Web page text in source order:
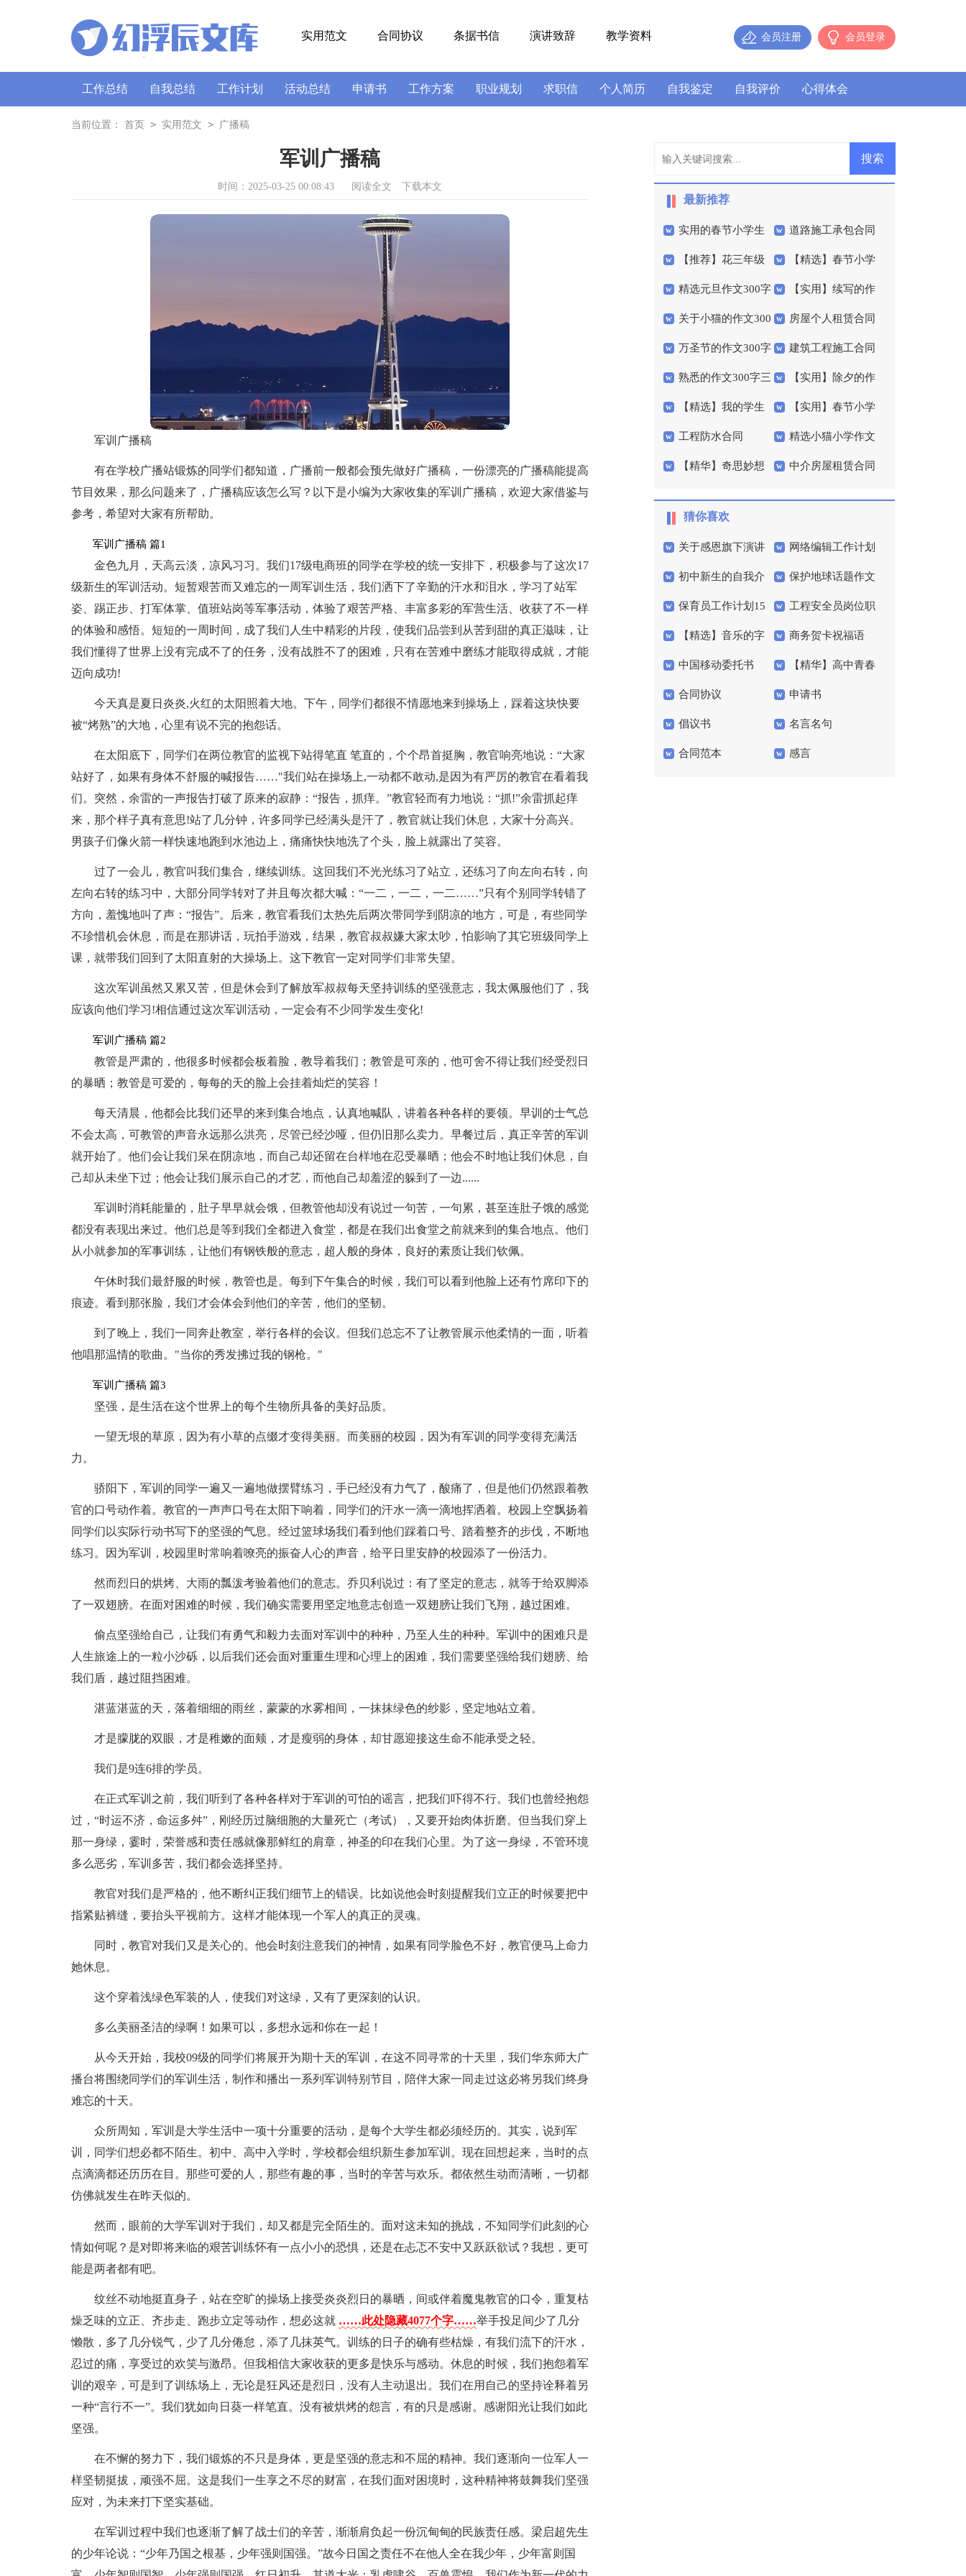
实用范文 合同协议 条据书信 演讲致辞 教学资料 会员登录
会员注册
工作总结 自我总结 工作计划 活动总结 申请书 工作方案 职业规划 求职信 个人简历 自我鉴定 自我评价 心得体会
策划书 讲话稿 广播稿
当前位置： 首页 > 实用范文 > 广播稿
军训广播稿
时间：2025-03-25 00:08:43 阅读全文 下载本文
军训广播稿
有在学校广播站锻炼的同学们都知道，广播前一般都会预先做好广播稿，一份漂亮的广播稿能提高
节目效果，那么问题来了，广播稿应该怎么写？以下是小编为大家收集的军训广播稿，欢迎大家借鉴与
参考，希望对大家有所帮助。
军训广播稿 篇1
金色九月，天高云淡，凉风习习。我们17级电商班的同学在学校的统一安排下，积极参与了这次17
级新生的军训活动。短暂艰苦而又难忘的一周军训生活，我们洒下了辛勤的汗水和泪水，学习了站军
姿、踢正步、打军体掌、值班站岗等军事活动，体验了艰苦严格、丰富多彩的军营生活、收获了不一样
的体验和感悟。短短的一周时间，成了我们人生中精彩的片段，使我们品尝到从苦到甜的真正滋味，让
我们懂得了世界上没有完成不了的任务，没有战胜不了的困难，只有在苦难中磨练才能取得成就，才能
迈向成功!
今天真是夏日炎炎,火红的太阳照着大地。下午，同学们都很不情愿地来到操场上，踩着这块快要
被“烤熟”的大地，心里有说不完的抱怨话。
在太阳底下，同学们在两位教官的监视下站得笔直 笔直的，个个昂首挺胸，教官响亮地说：“大家
站好了，如果有身体不舒服的喊报告……"我们站在操场上,一动都不敢动,是因为有严厉的教官在看着我
们。突然，余雷的一声报告打破了原来的寂静：“报告，抓痒。”教官轻而有力地说：“抓!”余雷抓起痒
来，那个样子真有意思!站了几分钟，许多同学已经满头是汗了，教官就让我们休息，大家十分高兴。
男孩子们像火箭一样快速地跑到水池边上，痛痛快快地洗了个头，脸上就露出了笑容。
过了一会儿，教官叫我们集合，继续训练。这回我们不光光练习了站立，还练习了向左向右转，向
左向右转的练习中，大部分同学转对了并且每次都大喊：“一二，一二，一二……”只有个别同学转错了
方向，羞愧地叫了声：“报告”。后来，教官看我们太热先后两次带同学到阴凉的地方，可是，有些同学
不珍惜机会休息，而是在那讲话，玩拍手游戏，结果，教官叔叔嫌大家太吵，怕影响了其它班级同学上
课，就带我们回到了太阳直射的大操场上。这下教官一定对同学们非常失望。
这次军训虽然又累又苦，但是休会到了解放军叔叔每天坚持训练的坚强意志，我太佩服他们了，我
应该向他们学习!相信通过这次军训活动，一定会有不少同学发生变化!
军训广播稿 篇2
教管是严肃的，他很多时候都会板着脸，教导着我们；教管是可亲的，他可舍不得让我们经受烈日
的暴晒；教管是可爱的，每每的天的脸上会挂着灿烂的笑容！
每天清晨，他都会比我们还早的来到集合地点，认真地喊队，讲着各种各样的要领。早训的士气总
不会太高，可教管的声音永远那么洪亮，尽管已经沙哑，但仍旧那么卖力。早餐过后，真正辛苦的军训
就开始了。他们会让我们呆在阴凉地，而自己却还留在台样地在忍受暴晒；他会不时地让我们休息，自
己却从未坐下过；他会让我们展示自己的才艺，而他自己却羞涩的躲到了一边......
军训时消耗能量的，肚子早早就会饿，但教管他却没有说过一句苦，一句累，甚至连肚子饿的感觉
都没有表现出来过。他们总是等到我们全都进入食堂，都是在我们出食堂之前就来到的集合地点。他们
从小就参加的军事训练，让他们有钢铁般的意志，超人般的身体，良好的素质让我们钦佩。
午休时我们最舒服的时候，教管也是。每到下午集合的时候，我们可以看到他脸上还有竹席印下的
痕迹。看到那张脸，我们才会体会到他们的辛苦，他们的坚韧。
到了晚上，我们一同奔赴教室，举行各样的会议。但我们总忘不了让教管展示他柔情的一面，听着
他唱那温情的歌曲。"当你的秀发拂过我的钢枪。"
军训广播稿 篇3
坚强，是生活在这个世界上的每个生物所具备的美好品质。
一望无垠的草原，因为有小草的点缀才变得美丽。而美丽的校园，因为有军训的同学变得充满活
力。
骄阳下，军训的同学一遍又一遍地做摆臂练习，手已经没有力气了，酸痛了，但是他们仍然跟着教
官的口号动作着。教官的一声声口号在太阳下响着，同学们的汗水一滴一滴地挥洒着。校园上空飘扬着
同学们以实际行动书写下的坚强的气息。经过篮球场我们看到他们踩着口号、踏着整齐的步伐，不断地
练习。因为军训，校园里时常响着嘹亮的振奋人心的声音，给平日里安静的校园添了一份活力。
然而烈日的烘烤、大雨的瓢泼考验着他们的意志。乔贝利说过：有了坚定的意志，就等于给双脚添
了一双翅膀。在面对困难的时候，我们确实需要用坚定地意志创造一双翅膀让我们飞翔，越过困难。
偷点坚强给自己，让我们有勇气和毅力去面对军训中的种种，乃至人生的种种。军训中的困难只是
人生旅途上的一粒小沙砾，以后我们还会面对重重生理和心理上的困难，我们需要坚强给我们翅膀、给
我们盾，越过阻挡困难。
湛蓝湛蓝的天，落着细细的雨丝，蒙蒙的水雾相间，一抹抹绿色的纱影，坚定地站立着。
才是朦胧的双眼，才是稚嫩的面颊，才是瘦弱的身体，却甘愿迎接这生命不能承受之轻。
我们是9连6排的学员。
在正式军训之前，我们听到了各种各样对于军训的可怕的谣言，把我们吓得不行。我们也曾经抱怨
过，“时运不济，命运多舛”，刚经历过脑细胞的大量死亡（考试），又要开始肉体折磨。但当我们穿上
那一身绿，霎时，荣誉感和责任感就像那鲜红的肩章，神圣的印在我们心里。为了这一身绿，不管环境
多么恶劣，军训多苦，我们都会选择坚持。
教官对我们是严格的，他不断纠正我们细节上的错误。比如说他会时刻提醒我们立正的时候要把中
指紧贴裤缝，要抬头平视前方。这样才能体现一个军人的真正的灵魂。
同时，教官对我们又是关心的。他会时刻注意我们的神情，如果有同学脸色不好，教官便马上命力
她休息。
这个穿着浅绿色军装的人，使我们对这绿，又有了更深刻的认识。
多么美丽圣洁的绿啊！如果可以，多想永远和你在一起！
从今天开始，我校09级的同学们将展开为期十天的军训，在这不同寻常的十天里，我们华东师大广
播台将围绕同学们的军训生活，制作和播出一系列军训特别节目，陪伴大家一同走过这必将另我们终身
难忘的十天。
众所周知，军训是大学生活中一项十分重要的活动，是每个大学生都必须经历的。其实，说到军
训，同学们想必都不陌生。初中、高中入学时，学校都会组织新生参加军训。现在回想起来，当时的点
点滴滴都还历历在目。那些可爱的人，那些有趣的事，当时的辛苦与欢乐。都依然生动而清晰，一切都
仿佛就发生在昨天似的。
然而，眼前的大学军训对于我们，却又都是完全陌生的。面对这未知的挑战，不知同学们此刻的心
情如何呢？是对即将来临的艰苦训练怀有一点小小的恐惧，还是在忐忑不安中又跃跃欲试？我想，更可
能是两者都有吧。
纹丝不动地挺直身子，站在空旷的操场上接受炎炎烈日的暴晒，间或伴着魔鬼教官的口令，重复枯
燥乏味的立正、齐步走、跑步立定等动作，想必这就 ……此处隐藏4077个字……举手投足间少了几分
懒散，多了几分锐气，少了几分倦怠，添了几抹英气。训练的日子的确有些枯燥，有我们流下的汗水，
忍过的痛，享受过的欢笑与激昂。但我相信大家收获的更多是快乐与感动。休息的时候，我们抱怨着军
训的艰辛，可是到了训练场上，无论是狂风还是烈日，没有人主动退出。我们在用自己的坚持诠释着另
一种“言行不一”。我们犹如向日葵一样笔直。没有被烘烤的怨言，有的只是感谢。感谢阳光让我们如此
坚强。
在不懈的努力下，我们锻炼的不只是身体，更是坚强的意志和不屈的精神。我们逐渐向一位军人一
样坚韧挺拔，顽强不屈。这是我们一生享之不尽的财富，在我们面对困境时，这种精神将鼓舞我们坚强
应对，为未来打下坚实基础。
在军训过程中我们也逐渐了解了战士们的辛苦，渐渐肩负起一份沉甸甸的民族责任感。梁启超先生
的少年论说：“少年乃国之根基，少年强则国强。”故今日国之责任不在他人全在我少年，少年富则国
最新推荐
实用的春节小学生
作文300字汇编10篇
道路施工承包合同
15篇
【推荐】花三年级
作文300字合集6篇
【精选】春节小学
作文三篇
精选元旦作文300字
4篇
【实用】续写的作
文400字3篇
关于小猫的作文300
字集合5篇
房屋个人租赁合同
书
万圣节的作文300字
集合五篇
建筑工程施工合同
合集15篇
熟悉的作文300字三
篇
【实用】除夕的作
文300字合集5篇
【精选】我的学生
作文300字4篇
【实用】春节小学
生作文300字集锦九篇
工程防水合同 精选小猫小学作文
300字集合六篇
【精华】奇思妙想 中介房屋租赁合同
猜你喜欢
关于感恩旗下演讲
稿三篇
网络编辑工作计划
初中新生的自我介
绍
保护地球话题作文
保育员工作计划15
篇
工程安全员岗位职
责
【精选】音乐的字
作文汇编9篇
商务贺卡祝福语
中国移动委托书 【精华】高中青春
的作文汇编五篇
合同协议 申请书
倡议书 名言名句
合同范本 感言